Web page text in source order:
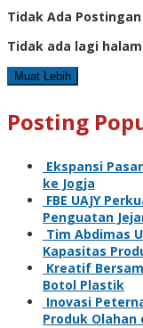
Tidak Ada
Tidak ada lagi
Muat Lebih
Posting
Ekspansi
ke Jogja
FBE UAJY
Penguatan
Tim Abdimas
Kapasitas
Kreatif
Botol Plastik
Inovasi
Produk